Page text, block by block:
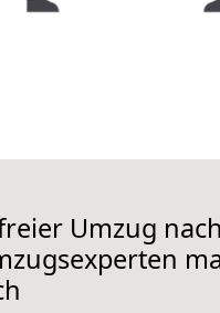
Umzug